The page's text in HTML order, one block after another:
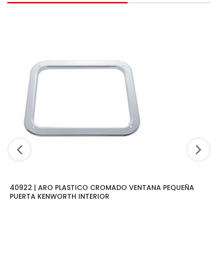
40922 | ARO PLASTICO CROMADO VENTANA PEQUEÑA
PUERTA KENWORTH INTERIOR